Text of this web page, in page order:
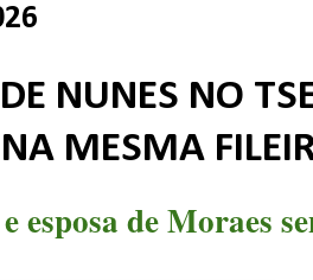
NUNES NO
MESMA
esposa de Moraes